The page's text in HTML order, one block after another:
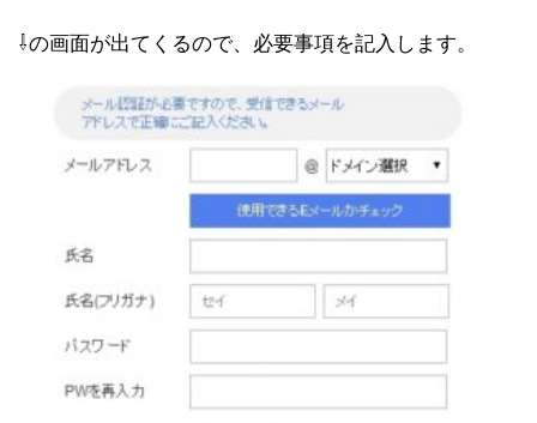
⇩の画面が出てくるので、必要事項を記入します。